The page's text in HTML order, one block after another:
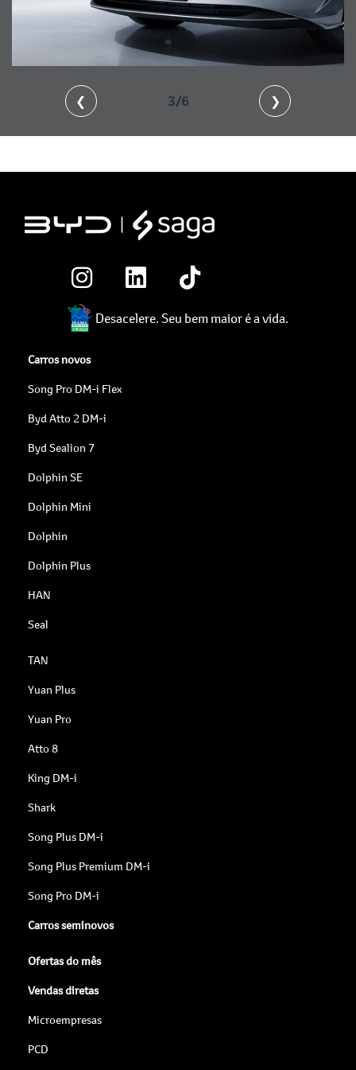
❮ 3/6 ❯
Desacelere. Seu bem maior é a vida.
Carros novos
Song Pro DM-i Flex
Byd Atto 2 DM-i
Byd Sealion 7
Dolphin SE
Dolphin Mini
Dolphin
Dolphin Plus
HAN
Seal
TAN
Yuan Plus
Yuan Pro
Atto 8
King DM-i
Shark
Song Plus DM-i
Song Plus Premium DM-i
Song Pro DM-i
Carros seminovos
Ofertas do mês
Vendas diretas
Microempresas
PCD